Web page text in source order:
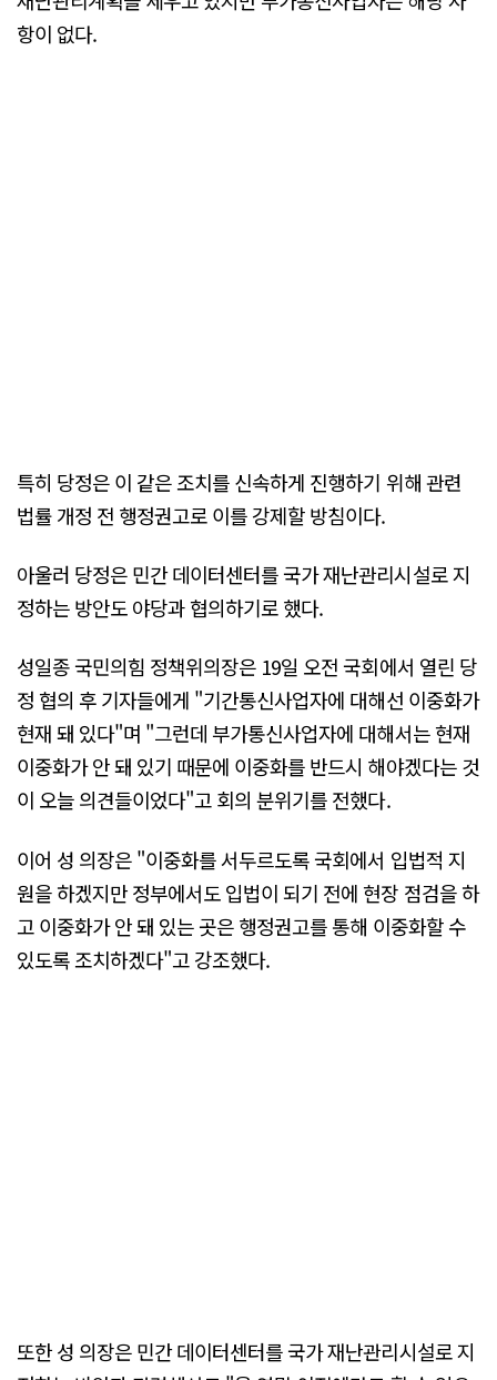
항이 없다.
특히 당정은 이 같은 조치를 신속하게 진행하기 위해 관련
법률 개정 전 행정권고로 이를 강제할 방침이다.
아울러 당정은 민간 데이터센터를 국가 재난관리시설로 지
정하는 방안도 야당과 협의하기로 했다.
성일종 국민의힘 정책위의장은 19일 오전 국회에서 열린 당
정 협의 후 기자들에게 "기간통신사업자에 대해선 이중화가
현재 돼 있다"며 "그런데 부가통신사업자에 대해서는 현재
이중화가 안 돼 있기 때문에 이중화를 반드시 해야겠다는 것
이 오늘 의견들이었다"고 회의 분위기를 전했다.
이어 성 의장은 "이중화를 서두르도록 국회에서 입법적 지
원을 하겠지만 정부에서도 입법이 되기 전에 현장 점검을 하
고 이중화가 안 돼 있는 곳은 행정권고를 통해 이중화할 수
있도록 조치하겠다"고 강조했다.
또한 성 의장은 민간 데이터센터를 국가 재난관리시설로 지